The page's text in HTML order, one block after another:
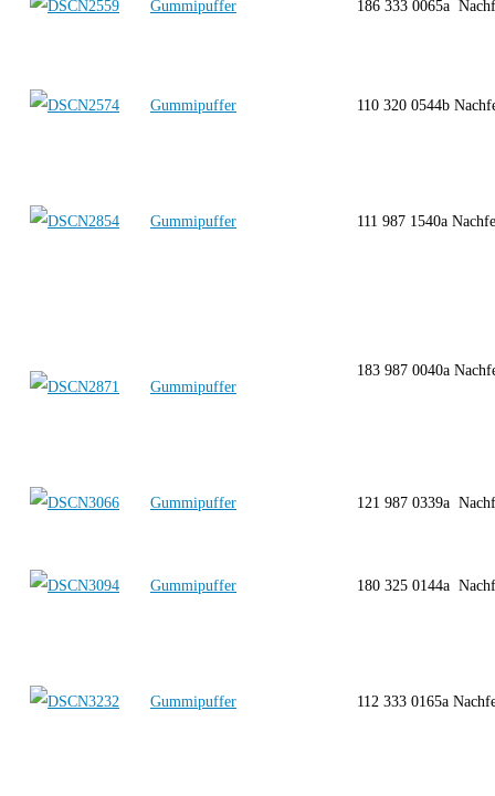
Gummipuffer 186 333 0065a
Gummipuffer 110 320 0544b
Gummipuffer 111 987 1540a
Gummipuffer
183 987 0040a
Gummipuffer 121 987 0339a
Gummipuffer 180 325 0144a
Gummipuffer 112 333 0165a